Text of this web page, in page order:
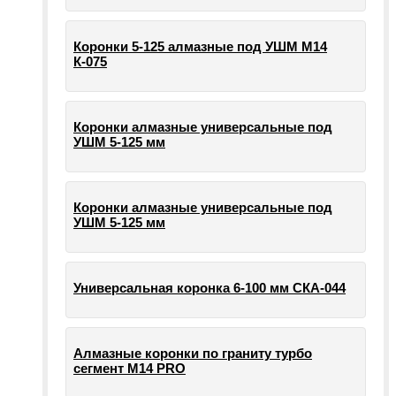
Коронки 5-125 алмазные под УШМ М14
К-075
Коронки алмазные универсальные под
УШМ 5-125 мм
Коронки алмазные универсальные под
УШМ 5-125 мм
Универсальная коронка 6-100 мм СКА-044
Алмазные коронки по граниту турбо
сегмент М14 PRO